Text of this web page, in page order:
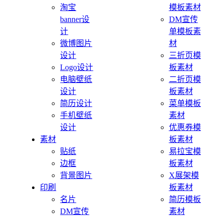
淘宝
banner设
计
微博图片
设计
Logo设计
电脑壁纸
设计
简历设计
手机壁纸
设计
素材
贴纸
边框
背景图片
印刷
名片
DM宣传
模板素材
DM宣传
单模板素
材
三折页模
板素材
二折页模
板素材
菜单模板
素材
优惠券模
板素材
易拉宝模
板素材
X展架模
板素材
简历模板
素材